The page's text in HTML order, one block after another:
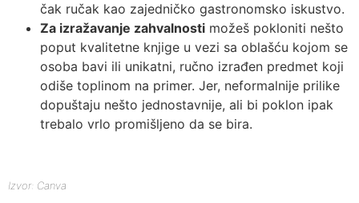
čak ručak kao zajedničko gastronomsko iskustvo.
Za izražavanje zahvalnosti možeš pokloniti nešto
poput kvalitetne knjige u vezi sa oblašću kojom se
osoba bavi ili unikatni, ručno izrađen predmet koji
odiše toplinom na primer. Jer, neformalnije prilike
dopuštaju nešto jednostavnije, ali bi poklon ipak
trebalo vrlo promišljeno da se bira.
Izvor: Canva